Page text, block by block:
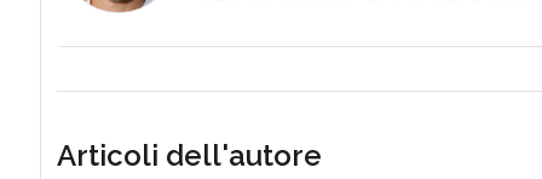
Articoli dell'autore